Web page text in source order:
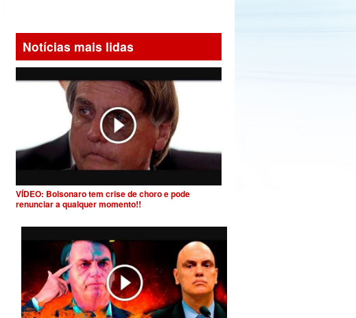
Notícias mais lidas
VÍDEO: Bolsonaro tem crise de choro e pode
renunciar a qualquer momento!!